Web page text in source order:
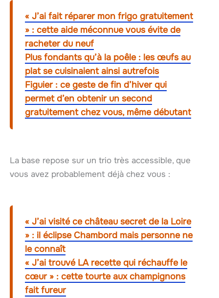
« J’ai fait réparer mon frigo gratuitement
» : cette aide méconnue vous évite de
racheter du neuf
Plus fondants qu’à la poêle : les œufs au
plat se cuisinaient ainsi autrefois
Figuier : ce geste de fin d’hiver qui
permet d’en obtenir un second
gratuitement chez vous, même débutant
La base repose sur un trio très accessible, que
vous avez probablement déjà chez vous :
« J’ai visité ce château secret de la Loire
» : il éclipse Chambord mais personne ne
le connaît
« J’ai trouvé LA recette qui réchauffe le
cœur » : cette tourte aux champignons
fait fureur